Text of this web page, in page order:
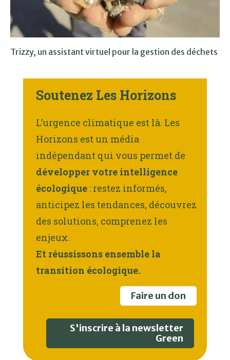
Trizzy, un assistant virtuel pour la gestion des déchets
Soutenez Les Horizons
L’urgence climatique est là. Les
Horizons est un média
indépendant qui vous permet de
développer votre intelligence
écologique : restez informés,
anticipez les tendances, découvrez
des solutions, comprenez les
enjeux.
Et réussissons ensemble la
transition écologique.
Faire un don
S'inscrire à la newsletter
Green